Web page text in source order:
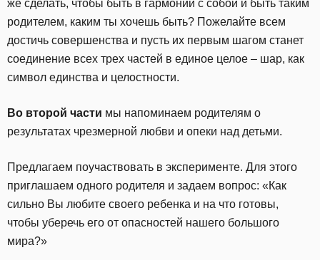
же сделать, чтобы быть в гармонии с собой и быть таким
родителем, каким ты хочешь быть? Пожелайте всем
достичь совершенства и пусть их первым шагом станет
соединение всех трех частей в единое целое – шар, как
символ единства и целостности.
Во второй части мы напоминаем родителям о
результатах чрезмерной любви и опеки над детьми.
Предлагаем поучаствовать в эксперименте. Для этого
приглашаем одного родителя и задаем вопрос: «Как
сильно Вы любите своего ребенка и на что готовы,
чтобы уберечь его от опасностей нашего большого
мира?»